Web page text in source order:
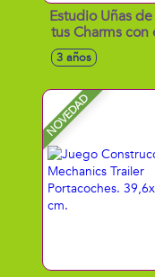
Estudio Uñas
tus Charms
Personaliza
ponlas bajo
3 años
NOVEDAD